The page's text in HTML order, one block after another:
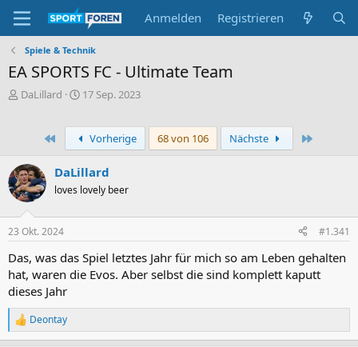
Anmelden Registrieren
Spiele & Technik
EA SPORTS FC - Ultimate Team
E
l
l
e
DaLillard
E
t
e
l
l
t
17 Sep. 2023
Erste Vorherige 68 von 106 Nächste
DaLillard
loves lovely beer
23 Okt. 2024 #1.341
Das, was das Spiel letztes Jahr für mich so am Leben gehalten
hat, waren die Evos. Aber selbst die sind komplett kaputt
dieses Jahr
R
e
Deontay